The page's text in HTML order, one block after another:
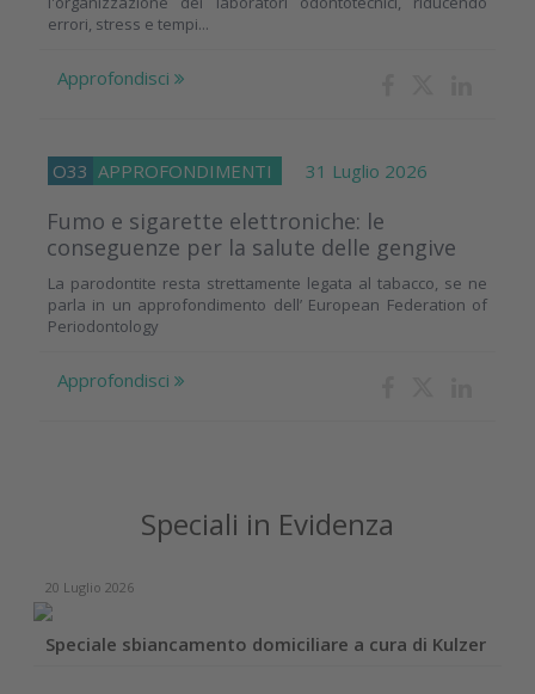
errori, stress e tempi...
Approfondisci
O33 APPROFONDIMENTI 31 Luglio 2026
Fumo e sigarette elettroniche: le
conseguenze per la salute delle gengive
La parodontite resta strettamente legata al tabacco, se ne
parla in un approfondimento dell’ European Federation of
Periodontology
Approfondisci
Speciali in Evidenza
20 Luglio 2026
Speciale sbiancamento domiciliare a cura di Kulzer